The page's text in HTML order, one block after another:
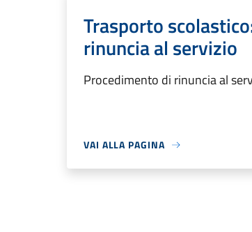
Trasporto
rinuncia al servizio
Procedimento di rinuncia al
VAI ALLA PAGINA